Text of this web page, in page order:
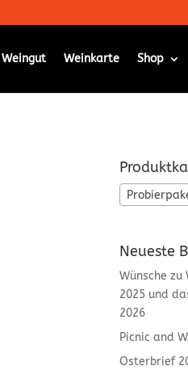
Weingut Weinkarte Shop
Neueste
Wünsche zu
2025 und
2026
Picnic and
Osterbrief